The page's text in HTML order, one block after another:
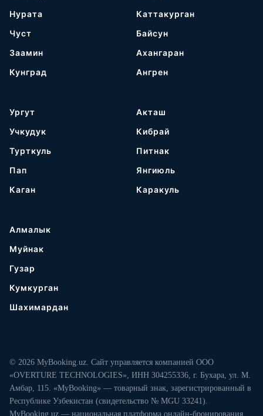
Нурата
Чуст
Заамин
Кунград
Каттакурган
Байсун
Ахангаран
Ангрен
Ургут
Учкудук
Турткуль
Пап
Каган
Акташ
Кибрай
Питнак
Янгиюль
Каракуль
Алмалык
Муйнак
Гузар
Кумкурган
Шахимардан
© 2026 MyBooking.uz. Сайт управляется компанией ООО
«OVERTURE TECHNOLOGIES», ИНН 304255336, г. Бухара, ул. М.
Амбар, 115. «MyBooking» — товарный знак, зарегистрированный в
Республике Узбекистан (свидетельство № MGU 33241).
MyBooking.uz — национальная платформа онлайн-бронирования